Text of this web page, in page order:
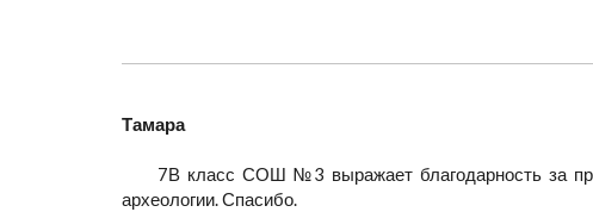
Тамара
7В класс СОШ №3 выражает благодарность за
археологии. Спасибо.